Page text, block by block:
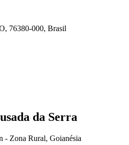
76380-000, Brasil
da Serra
- Zona Rural, Goianésia